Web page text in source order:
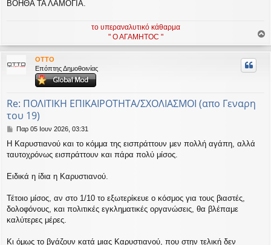
ΒΟΗΘΑ ΤΑ ΛΑΜΟΓΙΑ.
το υπεραναλυτικό κάθαρμα
" Ο ΑΓΑΜΗΤΟC "
ο
ρ
OTTO
Επόπτης Δημοθοινίας
Re: ΠΟΛΙΤΙΚΗ ΕΠΙΚΑΙΡΟΤΗΤΑ/ΣΧΟΛΙΑΣΜΟΙ (απο Γεναρη
του 19)
Δ
μ
ο
ί
σ
η
Παρ 05 Ιουν 2026, 03:31
Η Καρυστιανού και το κόμμα της εισπράττουν μεν πολλή αγάπη, αλλά
ταυτοχρόνως εισπράττουν και πάρα πολύ μίσος.
Ειδικά η ίδια η Καρυστιανού.
Τέτοιο μίσος, αν στο 1/10 το εξωτερίκευε ο κόσμος για τους βιαστές,
δολοφόνους, και πολιτικές εγκληματικές οργανώσεις, θα βλέπαμε
καλύτερες μέρες.
Κι όμως το βγάζουν κατά μιας Καρυστιανού, που στην τελική δεν